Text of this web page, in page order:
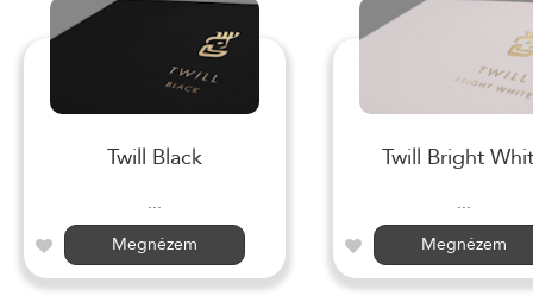
Twill Black
...
Megnézem
Twill Bright
...
Megnézem